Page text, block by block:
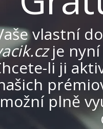
vlastní
je nyní
li ji
plně